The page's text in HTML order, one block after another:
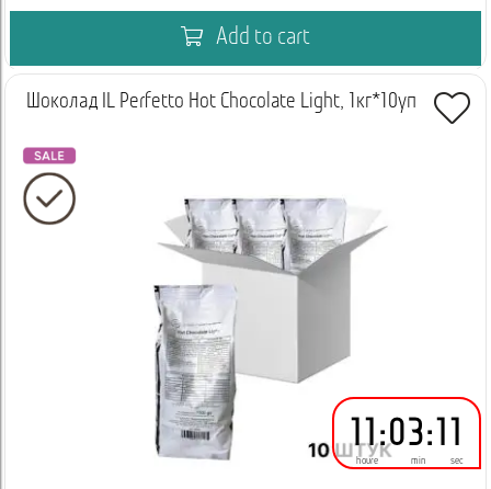
Add to cart
Шоколад IL Perfetto Hot Chocolate Light, 1кг*10уп
11
houre
:03
min
:10
sec